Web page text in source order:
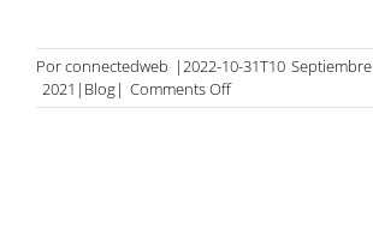
Porconnectedweb |2022-10-31T10 Septiembre
2021|Blog| Comments Offon
Respirar